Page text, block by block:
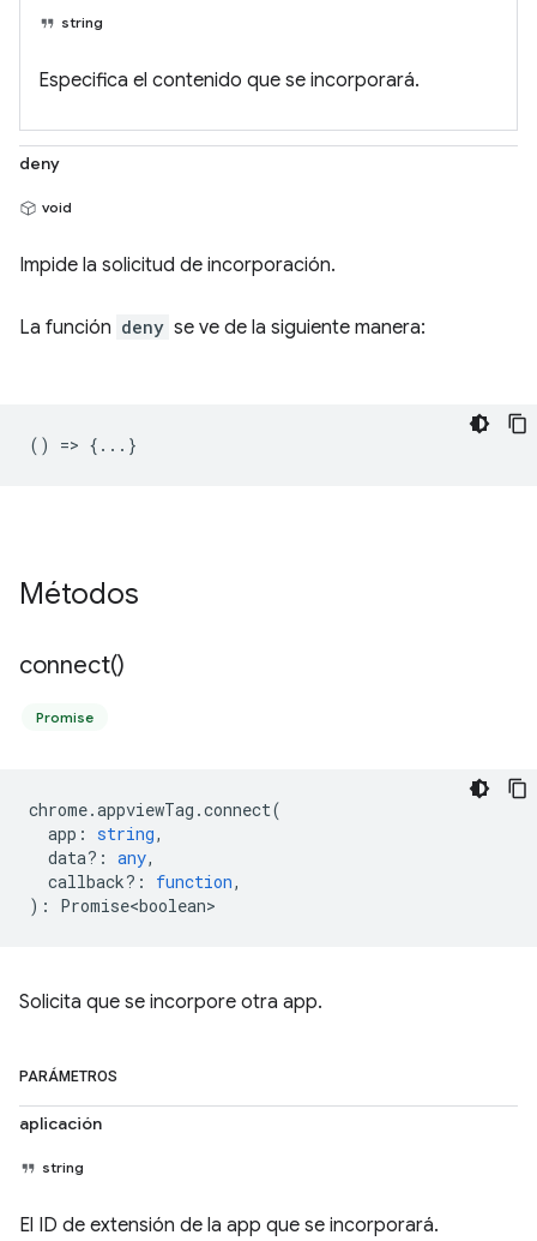
string
Especifica el contenido que se incorporará.
deny
void
Impide la solicitud de incorporación.
La función deny se ve de la siguiente manera:
() => {...}
Métodos
connect()
Promise
chrome.appviewTag .connect(
app : string,
data? : any,
callback? : function,
) : Promise<boolean>
Solicita que se incorpore otra app.
PARÁMETROS
aplicación
string
El ID de extensión de la app que se incorporará.